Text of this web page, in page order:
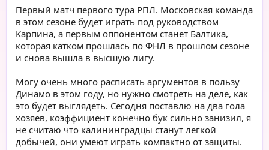
Первый матч первого тура РПЛ. Московская команда
в этом сезоне будет играть под руководством
Карпина, а первым оппонентом станет Балтика,
которая катком прошлась по ФНЛ в прошлом сезоне
и снова вышла в высшую лигу.
Могу очень много расписать аргументов в пользу
Динамо в этом году, но нужно смотреть на деле, как
это будет выглядеть. Сегодня поставлю на два гола
хозяев, коэффициент конечно бук сильно занизил, я
не считаю что калининградцы станут легкой
добычей, они умеют играть компактно от защиты.